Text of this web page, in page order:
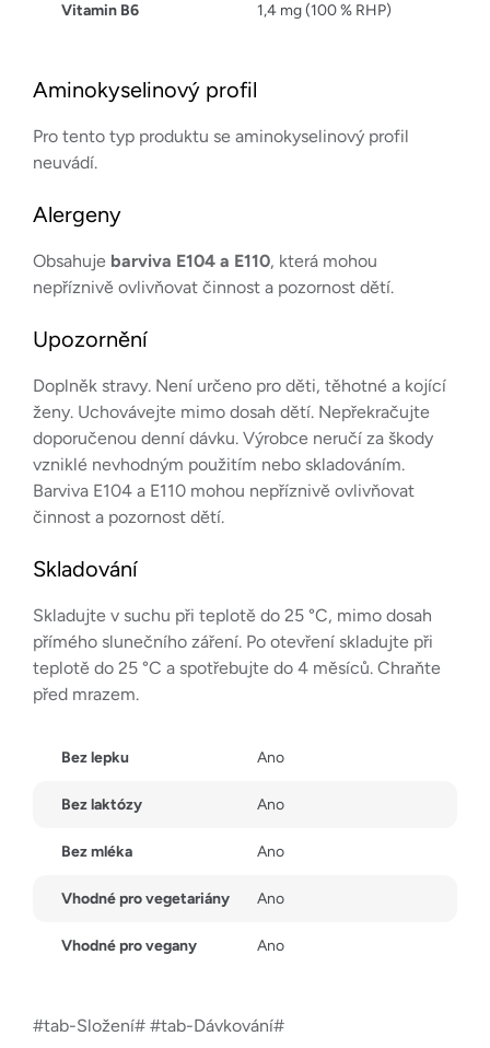
Vitamin B6 1,4 mg (100 % RHP)
Aminokyselinový profil
Pro tento typ produktu se aminokyselinový profil
neuvádí.
Alergeny
Obsahuje barviva E104 a E110, která mohou
nepříznivě ovlivňovat činnost a pozornost dětí.
Upozornění
Doplněk stravy. Není určeno pro děti, těhotné a kojící
ženy. Uchovávejte mimo dosah dětí. Nepřekračujte
doporučenou denní dávku. Výrobce neručí za škody
vzniklé nevhodným použitím nebo skladováním.
Barviva E104 a E110 mohou nepříznivě ovlivňovat
činnost a pozornost dětí.
Skladování
Skladujte v suchu při teplotě do 25 °C, mimo dosah
přímého slunečního záření. Po otevření skladujte při
teplotě do 25 °C a spotřebujte do 4 měsíců. Chraňte
před mrazem.
Bez lepku Ano
Bez laktózy Ano
Bez mléka Ano
Vhodné pro vegetariány Ano
Vhodné pro vegany Ano
#tab-Složení# #tab-Dávkování#